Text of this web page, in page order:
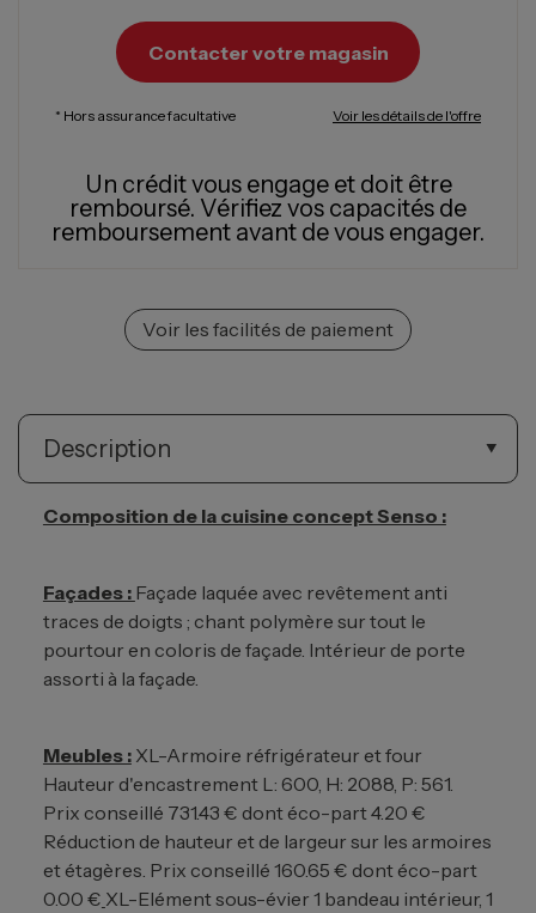
Contacter votre magasin
* Hors assurance facultative Voir les détails de l'offre
Un crédit vous engage et doit être
remboursé. Vérifiez vos capacités de
remboursement avant de vous engager.
Voir les facilités de paiement
Description
Composition de la cuisine concept Senso :
Façades : Façade laquée avec revêtement anti
traces de doigts ; chant polymère sur tout le
pourtour en coloris de façade. Intérieur de porte
assorti à la façade.
Meubles :XL-Armoire réfrigérateur et four
Hauteur d'encastrement L: 600, H: 2088, P: 561.
Prix conseillé 731.43 € dont éco-part 4.20 €
Réduction de hauteur et de largeur sur les armoires
et étagères. Prix conseillé 160.65 € dont éco-part
0.00 € XL-Elément sous-évier 1 bandeau intérieur, 1